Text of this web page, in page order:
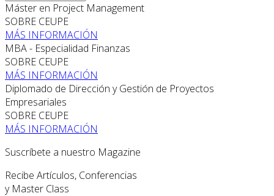
Máster en Project Management
SOBRE CEUPE
MÁS INFORMACIÓN
MBA - Especialidad Finanzas
SOBRE CEUPE
MÁS INFORMACIÓN
Diplomado de Dirección y Gestión de Proyectos
Empresariales
SOBRE CEUPE
MÁS INFORMACIÓN
Suscríbete a nuestro Magazine
Recibe Artículos, Conferencias
y Master Class